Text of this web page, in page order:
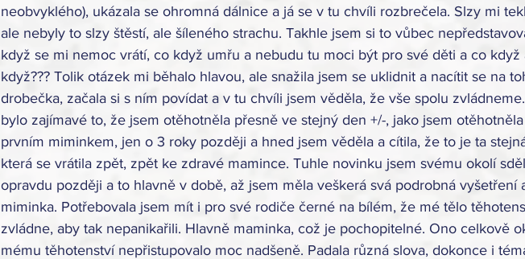
neobvyklého), ukázala se ohromná dálnice a já se v tu chvíli rozbrečela. Slzy mi
ale nebyly to slzy štěstí, ale šíleného strachu. Takhle jsem si to vůbec
když se mi nemoc vrátí, co když umřu a nebudu tu moci být pro své děti a co když
když??? Tolik otázek mi běhalo hlavou, ale snažila jsem se uklidnit a nacítit se na
drobečka, začala si s ním povídat a v tu chvíli jsem věděla, že vše spolu
bylo zajímavé to, že jsem otěhotněla přesně ve stejný den +/-, jako jsem
prvním miminkem, jen o 3 roky později a hned jsem věděla a cítila, že to je ta
která se vrátila zpět, zpět ke zdravé mamince. Tuhle novinku jsem svému okolí
opravdu později a to hlavně v době, až jsem měla veškerá svá podrobná vyšetření
miminka. Potřebovala jsem mít i pro své rodiče černé na bílém, že mé tělo
zvládne, aby tak nepanikařili. Hlavně maminka, což je pochopitelné. Ono celkově
mému těhotenství nepřistupovalo moc nadšeně. Padala různá slova, dokonce i